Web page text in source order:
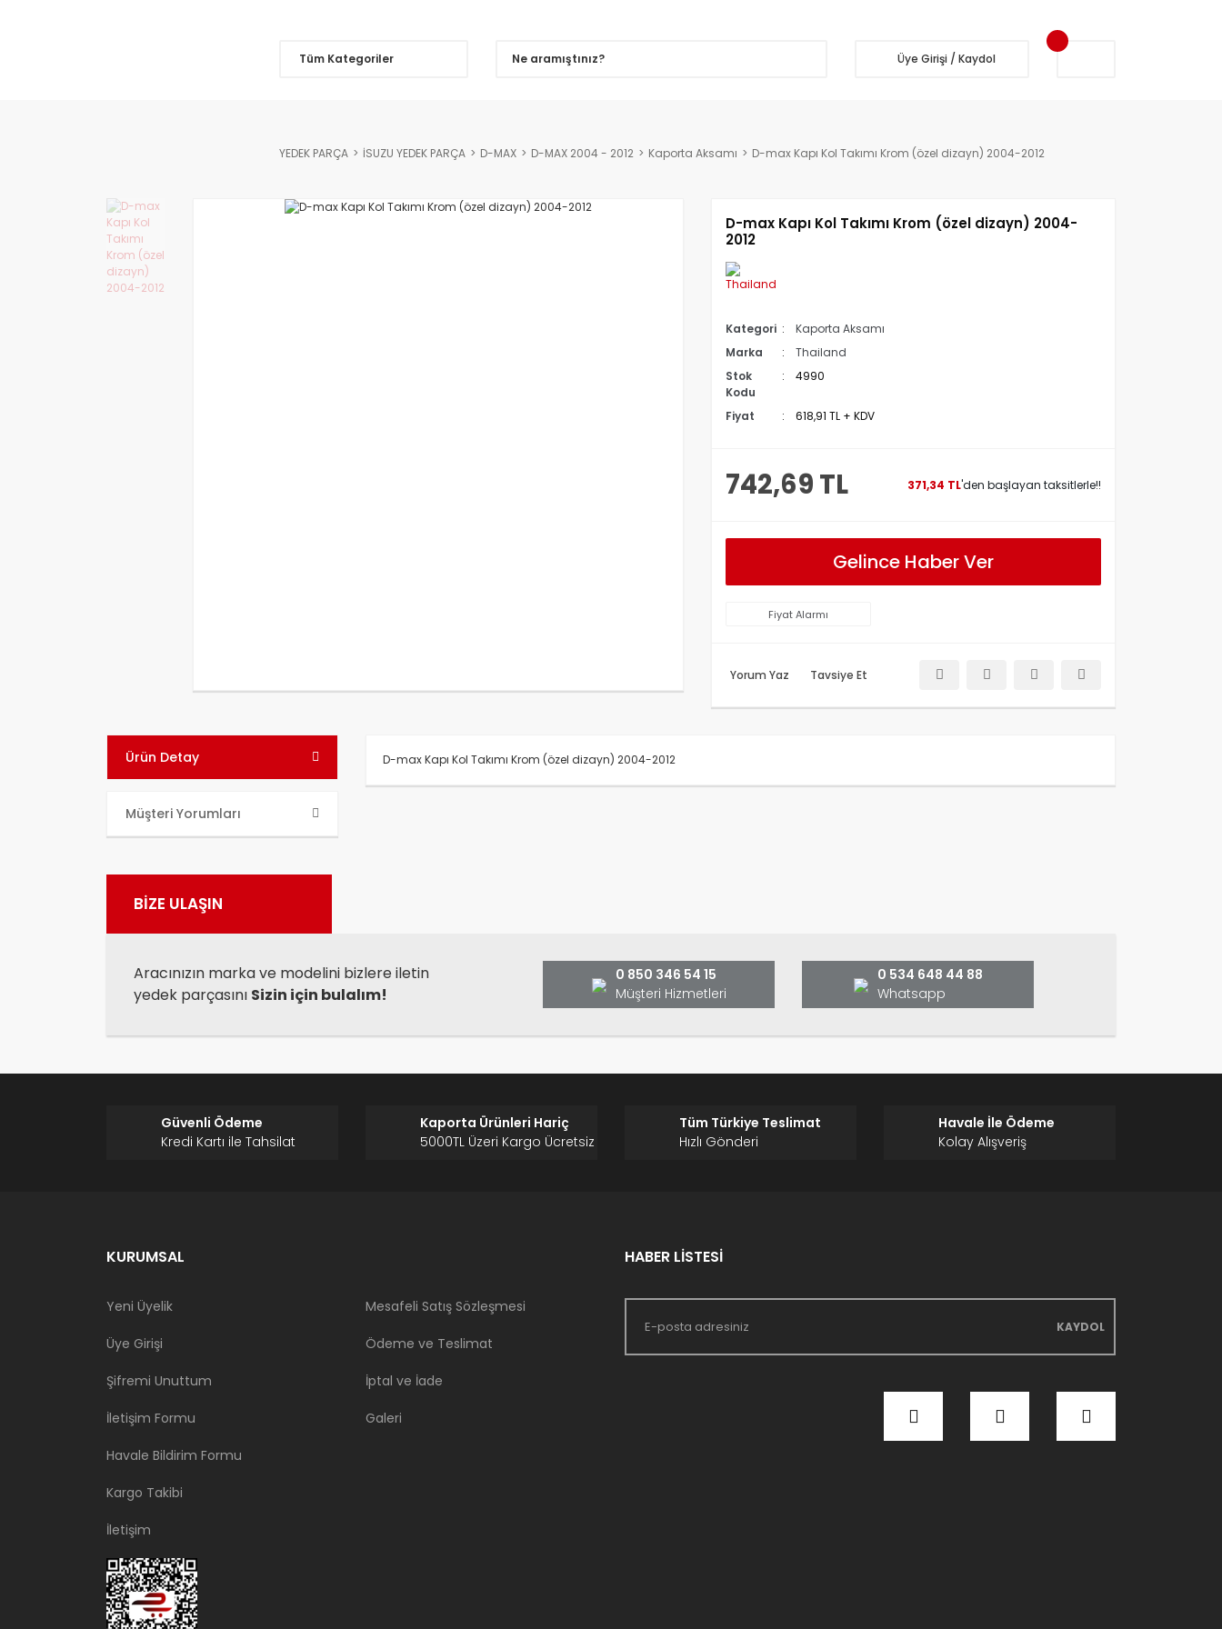
Tüm Kategoriler Üye Girişi / Kaydol
YEDEK PARÇA İSUZU YEDEK PARÇA D-MAX D-MAX 2004 - 2012 Kaporta Aksamı D-max Kapı Kol Takımı Krom (özel dizayn) 2004-2012
D-max Kapı Kol Takımı Krom (özel dizayn) 2004-
2012
Kategori
Kaporta Aksamı
Marka
Thailand
Stok
Kodu
4990
Fiyat 618,91 TL + KDV
742,69 TL 371,34 TL'den başlayan taksitlerle!!
Gelince Haber Ver
Fiyat Alarmı
Yorum Yaz Tavsiye Et
Ürün Detay
Müşteri Yorumları
D-max Kapı Kol Takımı Krom (özel dizayn) 2004-2012
Ürün fiyatı diğer sitelerden daha pahalı.
Bu ürüne benzer farklı alternatifler olmalı.
BİZE ULAŞIN
Aracınızın marka ve modelini bizlere iletin
yedek parçasını Sizin için bulalım!
0 850 346 54 15
Müşteri Hizmetleri
0 534 648 44 88
Whatsapp
Güvenli Ödeme
Kredi Kartı ile Tahsilat
Kaporta Ürünleri Hariç
5000TL Üzeri Kargo Ücretsiz
Tüm Türkiye Teslimat
Hızlı Gönderi
Havale İle Ödeme
Kolay Alışveriş
KURUMSAL
Yeni Üyelik
Üye Girişi
Şifremi Unuttum
İletişim Formu
Havale Bildirim Formu
Kargo Takibi
İletişim
Mesafeli Satış Sözleşmesi
Ödeme ve Teslimat
İptal ve İade
Galeri
HABER LİSTESİ
KAYDOL